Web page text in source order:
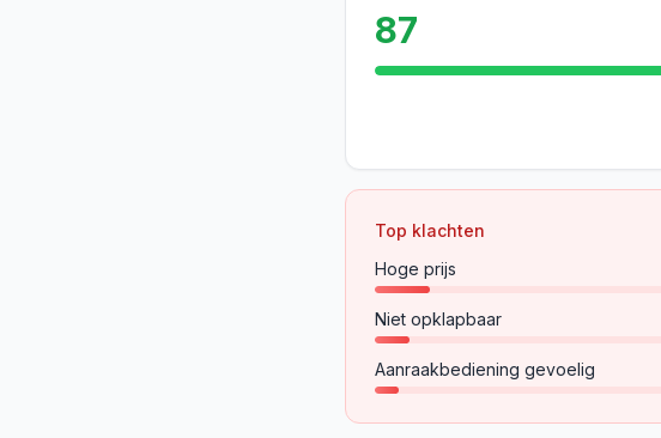
87
Top klachten
Hoge prijs
Niet opklapbaar
Aanraakbediening gevoelig